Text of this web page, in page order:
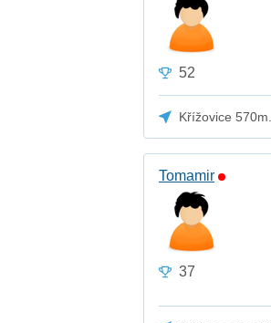
52
Křížovice
Tomamir
37